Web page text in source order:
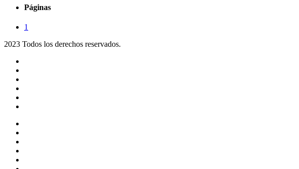
Páginas
1
2023 Todos los derechos reservados.